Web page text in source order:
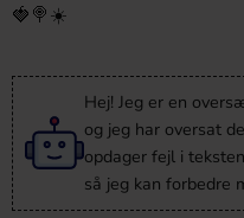
🍓🍭☀️
Hej! Jeg er en
og jeg har oversat
opdager fejl i
så jeg kan forbedre